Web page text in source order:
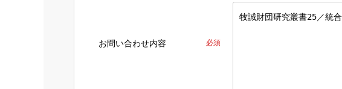
お問い合わせ内容 必須